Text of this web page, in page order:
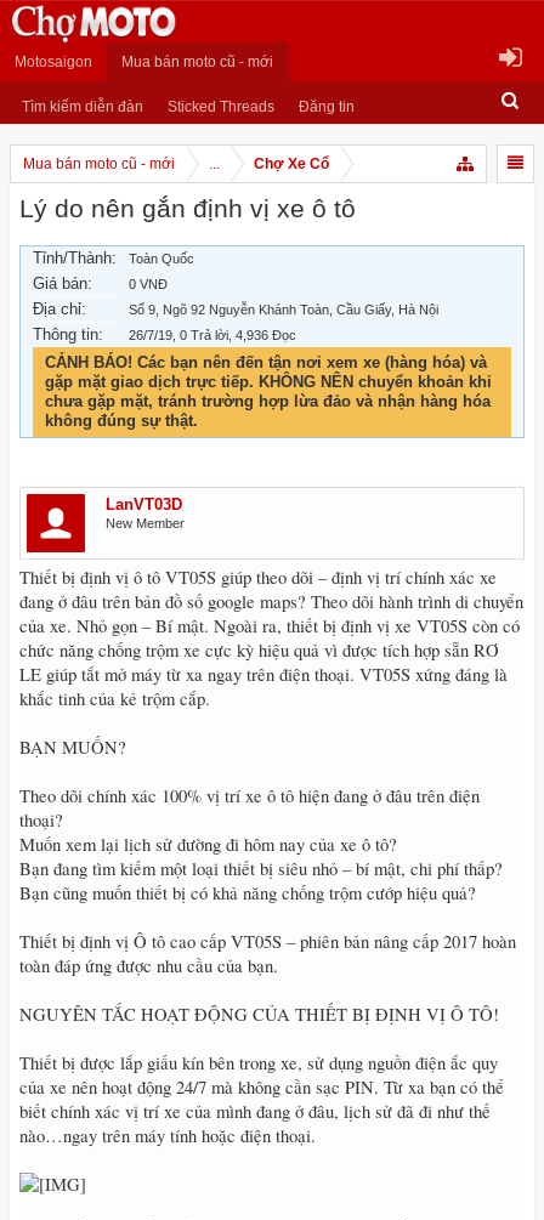
Motosaigon Mua bán moto cũ - mới
Tìm kiếm diễn đàn Sticked Threads Đăng tin
Mua bán moto cũ - mới ... Chợ Xe Cổ
Lý do nên gắn định vị xe ô tô
Tỉnh/Thành: Toàn Quốc
Giá bán: 0 VNĐ
Địa chỉ: Số 9, Ngõ 92 Nguyễn Khánh Toàn, Cầu Giấy, Hà Nội
Thông tin: 26/7/19 , 0 Trả lời, 4,936 Đọc
CẢNH BÁO! Các bạn nên đến tận nơi xem xe (hàng hóa) và
gặp mặt giao dịch trực tiếp. KHÔNG NÊN chuyển khoản khi
chưa gặp mặt, tránh trường hợp lừa đảo và nhận hàng hóa
không đúng sự thật.
LanVT03D
New Member
Thiết bị định vị ô tô VT05S giúp theo dõi – định vị trí chính xác xe
đang ở đâu trên bản đồ số google maps? Theo dõi hành trình di chuyển
của xe. Nhỏ gọn – Bí mật. Ngoài ra, thiết bị định vị xe VT05S còn có
chức năng chống trộm xe cực kỳ hiệu quả vì được tích hợp sẵn RƠ
LE giúp tắt mở máy từ xa ngay trên điện thoại. VT05S xứng đáng là
khắc tinh của kẻ trộm cắp.
BẠN MUỐN?
Theo dõi chính xác 100% vị trí xe ô tô hiện đang ở đâu trên điện
thoại?
Muốn xem lại lịch sử đường đi hôm nay của xe ô tô?
Bạn đang tìm kiếm một loại thiết bị siêu nhỏ – bí mật, chi phí thấp?
Bạn cũng muốn thiết bị có khả năng chống trộm cướp hiệu quả?
Thiết bị định vị Ô tô cao cấp VT05S – phiên bản nâng cấp 2017 hoàn
toàn đáp ứng được nhu cầu của bạn.
NGUYÊN TẮC HOẠT ĐỘNG CỦA THIẾT BỊ ĐỊNH VỊ Ô TÔ!
Thiết bị được lắp giấu kín bên trong xe, sử dụng nguồn điện ắc quy
của xe nên hoạt động 24/7 mà không cần sạc PIN. Từ xa bạn có thể
biết chính xác vị trí xe của mình đang ở đâu, lịch sử đã đi như thế
nào…ngay trên máy tính hoặc điện thoại.